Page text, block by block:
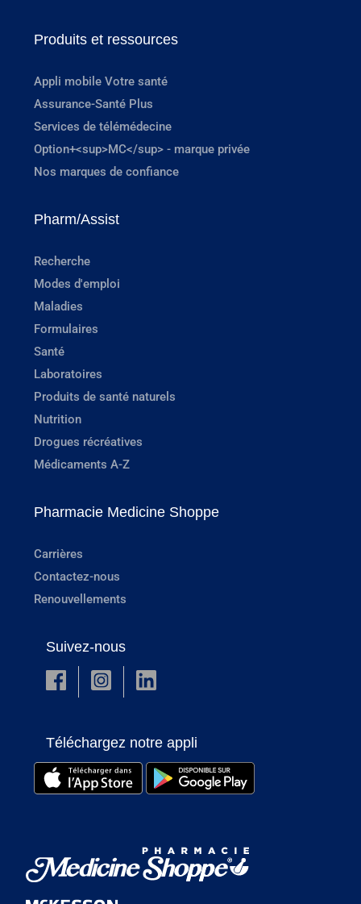
Produits et ressources
Appli mobile Votre santé
Assurance-Santé Plus
Services de télémédecine
Option+<sup>MC</sup> - marque privée
Nos marques de confiance
Pharm/Assist
Recherche
Modes d'emploi
Maladies
Formulaires
Santé
Laboratoires
Produits de santé naturels
Nutrition
Drogues récréatives
Médicaments A-Z
Pharmacie Medicine Shoppe
Carrières
Contactez-nous
Renouvellements
Suivez-nous
Téléchargez notre appli